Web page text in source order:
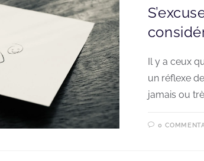
Il y a ceux
un réflexe
jamais ou
0